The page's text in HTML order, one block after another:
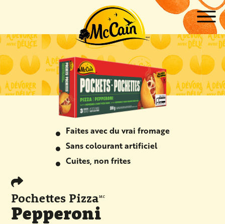
submenu for "Produits"
submenu for "Recettes"
Faites avec du vrai fromage
Sans colourant artificiel
Cuites, non frites
Pochettes PizzaMC
Pepperoni